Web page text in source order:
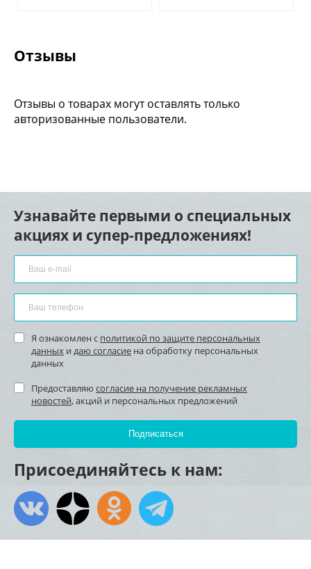
Отзывы
Отзывы о товарах могут оставлять только
авторизованные пользователи.
Узнавайте первыми о специальных
акциях и супер-предложениях!
Я ознакомлен с политикой по защите персональных
данных и даю согласие на обработку персональных
данных
Предоставляю согласие на получение рекламных
новостей, акций и персональных предложений
Присоединяйтесь к нам: